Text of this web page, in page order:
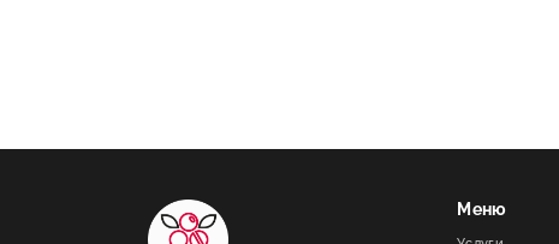
Меню